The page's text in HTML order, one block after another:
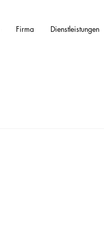
Firma Dienstleistungen